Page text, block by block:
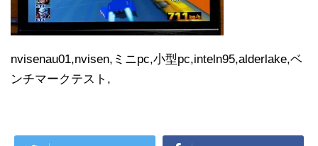
nvisenau01,nvisen,ミニpc,小型pc,inteln95,alderlake,ベ
ンチマークテスト,